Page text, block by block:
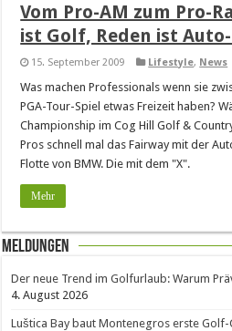
Vom Pro-AM zum Pro-
ist Golf, Reden ist
15. September 2009 Lifestyle, News
Was machen Professionals wenn sie
PGA-Tour-Spiel etwas Freizeit haben?
Championship im Cog Hill Golf &
Pros schnell mal das Fairway mit der
Flotte von BMW. Die mit dem "X".
Mehr
Meldungen
Der neue Trend im Golfurlaub: Warum
4. August 2026
Luštica Bay baut Montenegros erste